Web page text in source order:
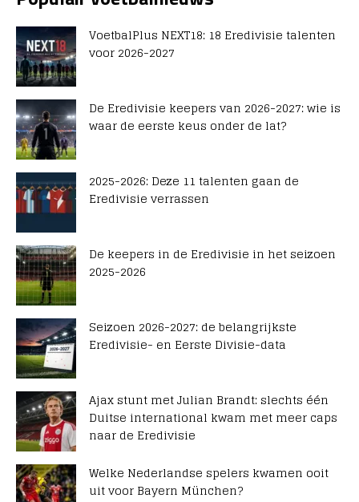
VoetbalPlus NEXT18: 18 Eredivisie talenten
voor 2026-2027
De Eredivisie keepers van 2026-2027: wie is
waar de eerste keus onder de lat?
2025-2026: Deze 11 talenten gaan de
Eredivisie verrassen
De keepers in de Eredivisie in het seizoen
2025-2026
Seizoen 2026-2027: de belangrijkste
Eredivisie- en Eerste Divisie-data
Ajax stunt met Julian Brandt: slechts één
Duitse international kwam met meer caps
naar de Eredivisie
Welke Nederlandse spelers kwamen ooit
uit voor Bayern München?